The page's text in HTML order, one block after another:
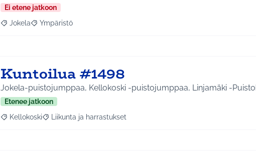
Ei etene jatkoon
Rajaa tulokset aihepiirin mukaan: Jokela
Jokela Rajaa tulokset teeman mukaan: Ympäristö
Ympäristö
Kuntoilua #1498
Jokela-puistojumppaa, Kellokoski -puistojumppaa, Linjamäki -
Etenee jatkoon
Rajaa tulokset aihepiirin mukaan: Kellokoski
Kellokoski Rajaa tulokset teeman mukaan: Liikunta ja harrastukset
Liikunta ja harrastukset